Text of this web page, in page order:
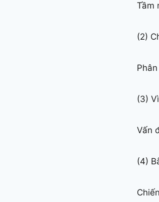
Tầm
(2)
(3)
Vấn
(4)